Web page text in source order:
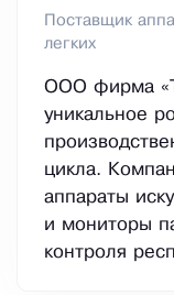
Поставщик
легких
ООО фирма
уникальное
цикла.
аппараты
и мониторы
контроля